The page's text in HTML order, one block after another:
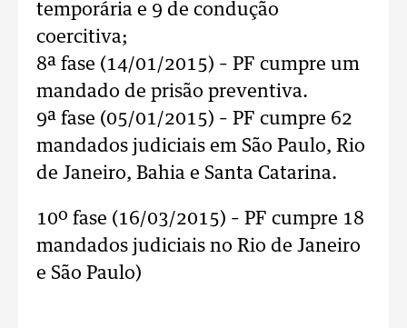
temporária e 9 de condução
coercitiva;
8ª fase (14/01/2015) – PF cumpre um
mandado de prisão preventiva.
9ª fase (05/01/2015) – PF cumpre 62
mandados judiciais em São Paulo, Rio
de Janeiro, Bahia e Santa Catarina.
10º fase (16/03/2015) – PF cumpre 18
mandados judiciais no Rio de Janeiro
e São Paulo)